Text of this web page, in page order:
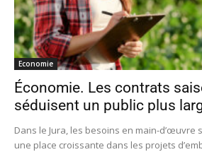
Economie
Économie. Les contrats
séduisent un public plus
Dans le Jura, les besoins en main-
une place croissante dans les projets